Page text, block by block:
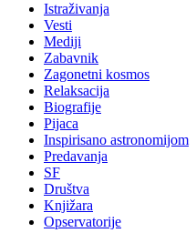
Istraživanja
Vesti
Mediji
Zabavnik
Zagonetni kosmos
Relaksacija
Biografije
Pijaca
Inspirisano astronomijom
Predavanja
SF
Društva
Knjižara
Opservatorije